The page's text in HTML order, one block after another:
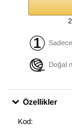
Doğal
Özellikler
Kod: